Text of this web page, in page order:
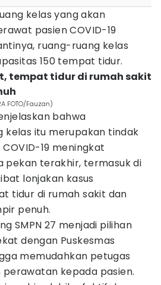
kelas yang akan
pasien COVID-19
ruang-ruang kelas
150 tempat tidur.
tempat tidur di rumah sakit
FOTO/Fauzan)
bahwa
kelas itu merupakan tindak
19 meningkat
pekan terakhir, termasuk di
lonjakan kasus
tidur di rumah sakit dan
penuh.
SMPN 27 menjadi pilihan
dengan Puskesmas
memudahkan petugas
kepada pasien.